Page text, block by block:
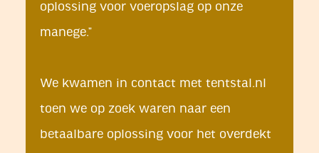
oplossing voor voeropslag op onze
manege.”
We kwamen in contact met tentstal.nl
toen we op zoek waren naar een
betaalbare oplossing voor het overdekt